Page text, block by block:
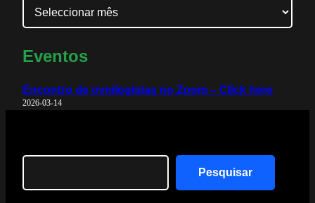
Eventos
Encontro de ovnilogistas no Zoom – Click here
2026-03-14
Pesquisar